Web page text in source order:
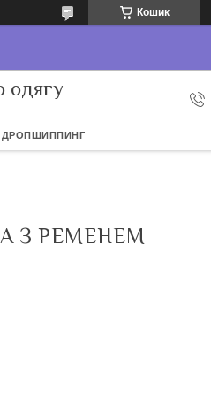
Кошик
одягу
ДРОПШИППИНГ
З РЕМЕНЕМ